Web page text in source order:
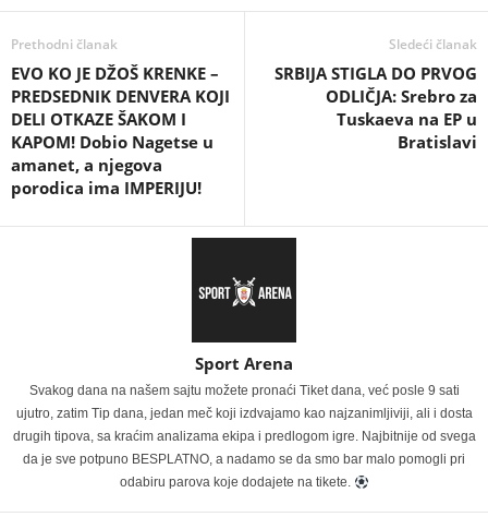
Prethodni članak
EVO KO JE DŽOŠ KRENKE –
PREDSEDNIK DENVERA KOJI
DELI OTKAZE ŠAKOM I
KAPOM! Dobio Nagetse u
amanet, a njegova
porodica ima IMPERIJU!
Sledeći članak
SRBIJA STIGLA DO PRVOG
ODLIČJA: Srebro za
Tuskaeva na EP u
Bratislavi
Sport Arena
Svakog dana na našem sajtu možete pronaći Tiket dana, već posle 9 sati
ujutro, zatim Tip dana, jedan meč koji izdvajamo kao najzanimljiviji, ali i dosta
drugih tipova, sa kraćim analizama ekipa i predlogom igre. Najbitnije od svega
da je sve potpuno BESPLATNO, a nadamo se da smo bar malo pomogli pri
odabiru parova koje dodajete na tikete.